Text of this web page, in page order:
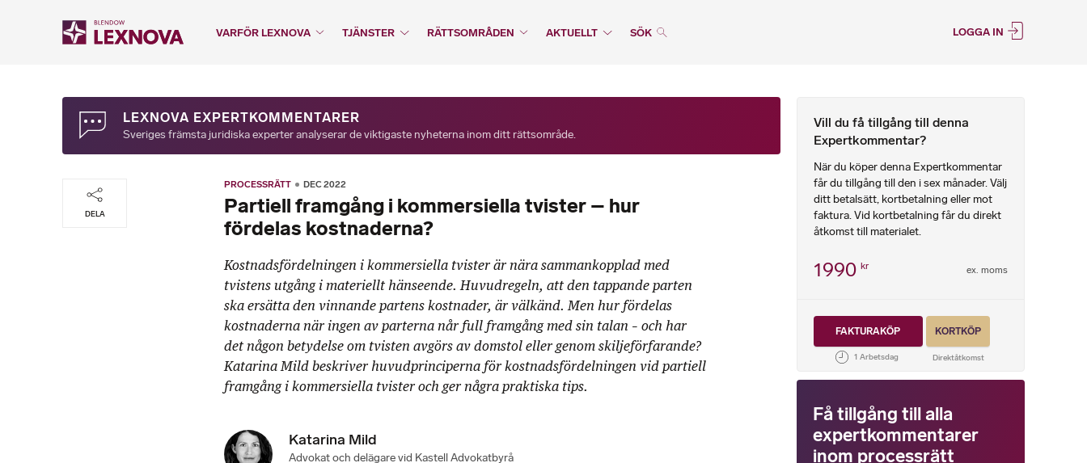
VARFÖR LEXNOVA TJÄNSTER RÄTTSOMRÅDEN AKTUELLT SÖK LOGGA IN
LEXNOVA EXPERTKOMMENTARER
Sveriges främsta juridiska experter analyserar de viktigaste nyheterna inom ditt rättsområde.
DELA
PROCESSRÄTT DEC 2022
Partiell framgång i kommersiella tvister – hur
fördelas kostnaderna?
Kostnadsfördelningen i kommersiella tvister är nära sammankopplad med
tvistens utgång i materiellt hänseende. Huvudregeln, att den tappande parten
ska ersätta den vinnande partens kostnader, är välkänd. Men hur fördelas
kostnaderna när ingen av parterna når full framgång med sin talan – och har
det någon betydelse om tvisten avgörs av domstol eller genom skiljeförfarande?
Katarina Mild beskriver huvudprinciperna för kostnadsfördelningen vid partiell
framgång i kommersiella tvister och ger några praktiska tips.
Katarina Mild
Advokat och delägare vid Kastell Advokatbyrå
Vill du få tillgång till denna
Expertkommentar?
När du köper denna Expertkommentar
får du tillgång till den i sex månader. Välj
ditt betalsätt, kortbetalning eller mot
faktura. Vid kortbetalning får du direkt
åtkomst till materialet.
1990 kr ex. moms
FAKTURAKÖP KORTKÖP
Få tillgång till alla
expertkommentarer
inom processrätt